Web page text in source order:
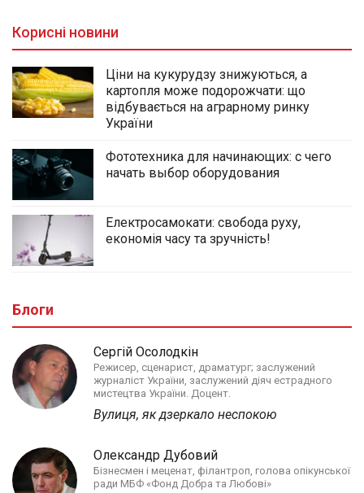
Корисні новини
Ціни на кукурудзу знижуються, а
картопля може подорожчати: що
відбувається на аграрному ринку
України
Фототехника для начинающих: с чего
начать выбор оборудования
Електросамокати: свобода руху,
економія часу та зручність!
Блоги
Сергій Осолодкін
Режисер, сценарист, драматург; заслужений
журналіст України, заслужений діяч естрадного
мистецтва України. Доцент.
Вулиця, як дзеркало неспокою
Олександр Дубовий
Бізнесмен і меценат, філантроп, голова опікунської
ради МБФ «Фонд Добра та Любові»